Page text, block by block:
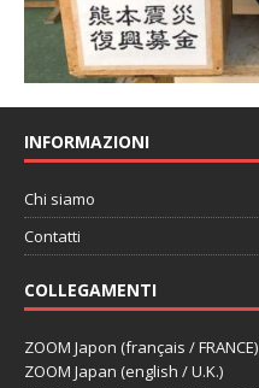
INFORMAZIONI
Chi siamo
Contatti
COLLEGAMENTI
ZOOM Japon (français / FRANCE)
ZOOM Japan (english / U.K.)